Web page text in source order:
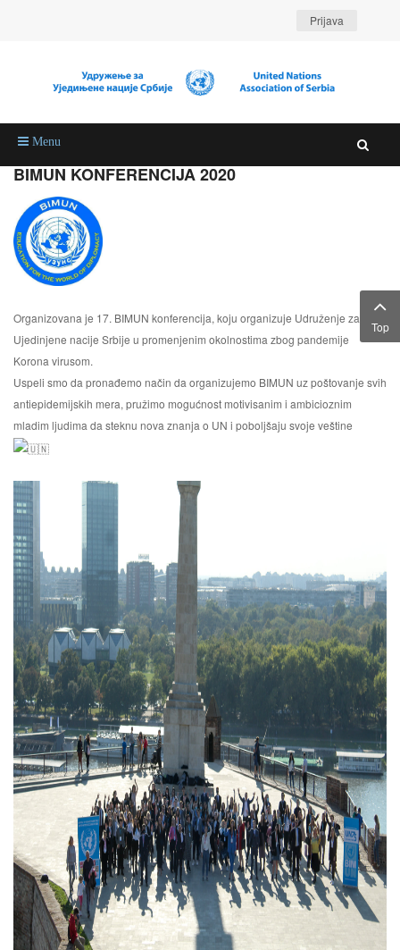
Prijava
Menu
BIMUN KONFERENCIJA 2020
Organizovana je 17. BIMUN konferencija, koju organizuje Udruženje za
Ujedinjene nacije Srbije u promenjenim okolnostima zbog pandemije
Korona virusom.
Uspeli smo da pronađemo način da organizujemo BIMUN uz poštovanje svih
antiepidemijskih mera, pružimo mogućnost motivisanim i ambicioznim
mladim ljudima da steknu nova znanja o UN i poboljšaju svoje veštine
Top